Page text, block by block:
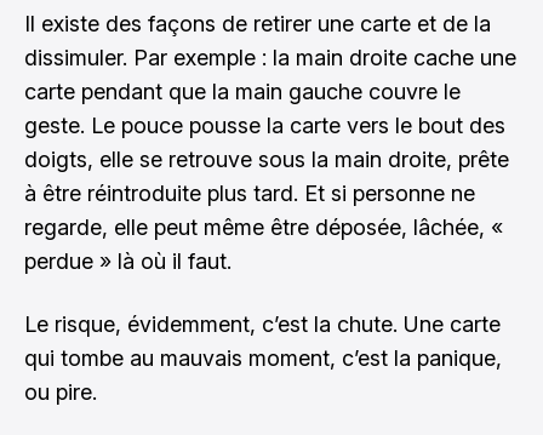
Il existe des façons de retirer une carte et de la
dissimuler. Par exemple : la main droite cache une
carte pendant que la main gauche couvre le
geste. Le pouce pousse la carte vers le bout des
doigts, elle se retrouve sous la main droite, prête
à être réintroduite plus tard. Et si personne ne
regarde, elle peut même être déposée, lâchée, «
perdue » là où il faut.
Le risque, évidemment, c’est la chute. Une carte
qui tombe au mauvais moment, c’est la panique,
ou pire.